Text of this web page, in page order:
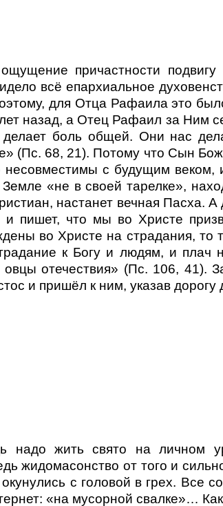
причастности подвигу
всё епархиальное
для Отца Рафаила это
назад, а Отец Рафаил за Ним
боль общей. Они нас
(Пс. 68, 21). Потому что Сын
с будущим веком,
«не в своей тарелке»,
настанет вечная Пасха. А
пишет, что мы во Христе
во Христе на страдания, то
к Богу и людям, и плач
отечествия» (Пс. 106, 41).
и пришёл к ним, указав дорогу
надо жить свято на личном
жидомасонство от того и
с головой в грех. Все
«на мусорной свалке»…